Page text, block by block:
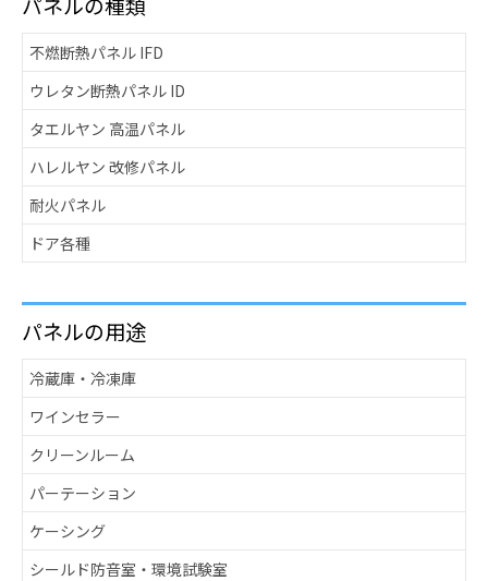
不燃断熱パネル IFD
ウレタン断熱パネル ID
タエルヤン 高温パネル
ハレルヤン 改修パネル
耐火パネル
ドア各種
パネルの用途
冷蔵庫・冷凍庫
ワインセラー
クリーンルーム
パーテーション
ケーシング
シールド防音室・環境試験室